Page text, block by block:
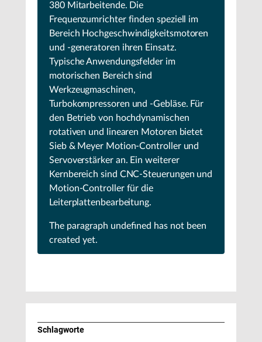
380 Mitarbeitende. Die
Frequenzumrichter finden speziell im
Bereich Hochgeschwindigkeitsmotoren
und -generatoren ihren Einsatz.
Typische Anwendungsfelder im
motorischen Bereich sind
Werkzeugmaschinen,
Turbokompressoren und -Gebläse. Für
den Betrieb von hochdynamischen
rotativen und linearen Motoren bietet
Sieb & Meyer Motion-Controller und
Servoverstärker an. Ein weiterer
Kernbereich sind CNC-Steuerungen und
Motion-Controller für die
Leiterplattenbearbeitung.
The paragraph undefined has not been
created yet.
Schlagworte